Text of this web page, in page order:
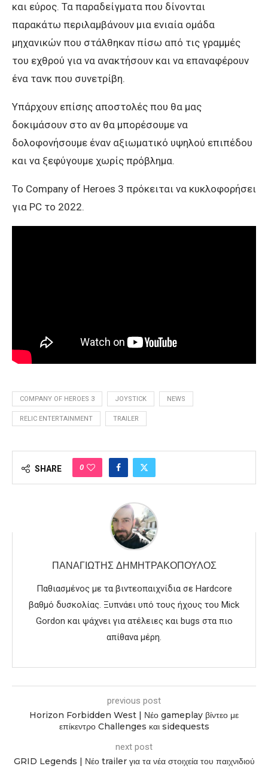
και εύρος. Τα παραδείγματα που δίνονται
παρακάτω περιλαμβάνουν μια ενιαία ομάδα
μηχανικών που στάλθηκαν πίσω από τις γραμμές
του εχθρού για να ανακτήσουν και να επαναφέρουν
ένα τανκ που συνετρίβη.
Υπάρχουν επίσης αποστολές που θα μας
δοκιμάσουν στο αν θα μπορέσουμε να
δολοφονήσουμε έναν αξιωματικό υψηλού επιπέδου
και να ξεφύγουμε χωρίς πρόβλημα.
Το Company of Heroes 3 πρόκειται να κυκλοφορήσει
για PC το 2022.
COMPANY OF HEROES 3 JOYSTICK NEWS
RELIC ENTERTAINMENT TRAILER
SHARE 0
ΠΑΝΑΓΙΏΤΗΣ ΔΗΜΗΤΡΑΚΌΠΟΥΛΟΣ
Παθιασμένος με τα βιντεοπαιχνίδια σε Hardcore
βαθμό δυσκολίας. Ξυπνάει υπό τους ήχους του Mick
Gordon και ψάχνει για ατέλειες και bugs στα πιο
απίθανα μέρη.
previous post
Horizon Forbidden West | Νέο gameplay βίντεο με
επίκεντρο Challenges και sidequests
next post
GRID Legends | Νέο trailer για τα νέα στοιχεία του παιχνιδιού